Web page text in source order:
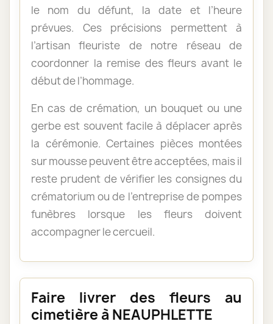
le nom du défunt, la date et l’heure
prévues. Ces précisions permettent à
l’artisan fleuriste de notre réseau de
coordonner la remise des fleurs avant le
début de l’hommage.
En cas de crémation, un bouquet ou une
gerbe est souvent facile à déplacer après
la cérémonie. Certaines pièces montées
sur mousse peuvent être acceptées, mais il
reste prudent de vérifier les consignes du
crématorium ou de l’entreprise de pompes
funèbres lorsque les fleurs doivent
accompagner le cercueil.
Faire livrer des fleurs au
cimetière à NEAUPHLETTE